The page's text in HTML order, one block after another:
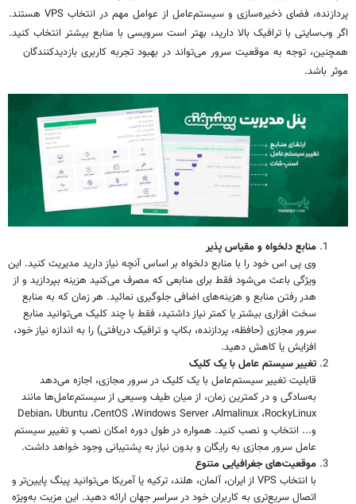
پردازنده، فضای ذخیره‌سازی و سیستم‌عامل از عوامل مهم در انتخاب VPS هستند.
اگر وب‌سایتی با ترافیک بالا دارید، بهتر است سرویسی با منابع بیشتر انتخاب کنید.
همچنین، توجه به موقعیت سرور می‌تواند در بهبود تجربه کاربری بازدیدکنندگان
موثر باشد.
منابع دلخواه و مقیاس پذیر
وی پی اس خود را با منابع دلخواه بر اساس آنچه نیاز دارید مدیریت کنید. این
ویژگی باعث می‌شود فقط برای منابعی که مصرف می‌کنید هزینه بپردازید و از
هدر رفتن منابع و هزینه‌های اضافی جلوگیری نمائید. هر زمان که به منابع
سخت افزاری بیشتر یا کمتر نیاز داشتید، فقط با چند کلیک می‌توانید منابع
سرور مجازی (حافظه، پردازنده، بکاپ و ترافیک دریافتی) را به اندازه نیاز خود،
افزایش یا کاهش دهید.
تغییر سیستم عامل با یک کلیک
قابلیت تغییر سیستم‌عامل با یک کلیک در سرور مجازی، اجازه می‌دهد
به‌سادگی و در کمترین زمان، از میان طیف وسیعی از سیستم‌عامل‌ها مانند
Debian، Ubuntu ،CentOS ،Windows Server ،Almalinux ،RockyLinux
و... انتخاب و نصب کنید. همواره در طول دوره امکان نصب و تغییر سیستم
عامل سرور مجازی به رایگان و بدون نیاز به پشتیبانی وجود خواهد داشت.
موقعیت‌های جغرافیایی متنوع
با انتخاب VPS از ایران، آلمان، هلند، ترکیه یا آمریکا می‌توانید پینگ پایین‌تر و
اتصال سریع‌تری به کاربران خود در سراسر جهان ارائه دهید. این مزیت به‌ویژه